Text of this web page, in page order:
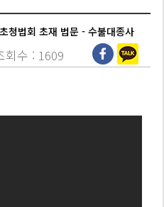
청법회 초재 법문 - 수불대종사
회수 : 1609